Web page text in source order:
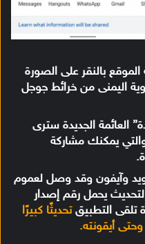
بالنقر على الصورة
اليمنى من خرائط جوجل
العائمة الجديدة سترى
يمكنك مشاركة
وآيفون وقد وصل لعموم
يحمل رقم إصدار
تحديثًا كبيرًا
أيقونته.